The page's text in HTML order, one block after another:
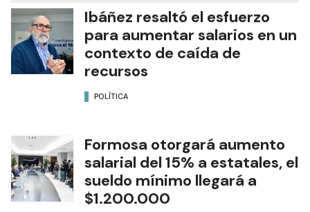
Ibáñez resaltó el esfuerzo
para aumentar salarios en un
contexto de caída de
recursos
POLÍTICA
Formosa otorgará aumento
salarial del 15% a estatales, el
sueldo mínimo llegará a
$1.200.000